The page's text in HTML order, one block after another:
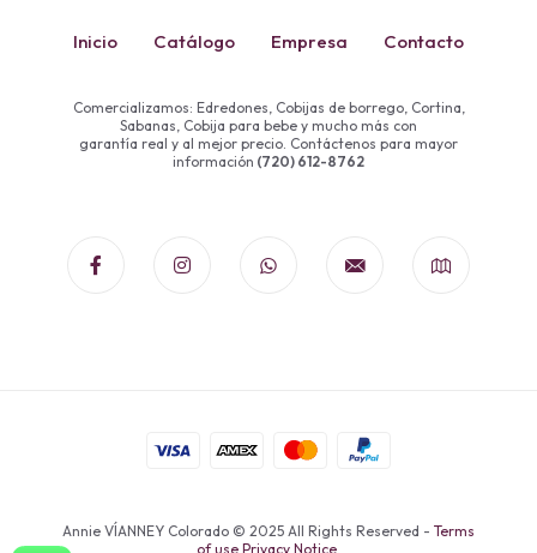
Inicio Catálogo Empresa Contacto
Comercializamos: Edredones, Cobijas de borrego, Cortina,
Sabanas, Cobija para bebe y mucho más con
garantía real y al mejor precio. Contáctenos para mayor
información (720) 612-8762
Annie VÍANNEY Colorado © 2025 All Rights Reserved - Terms
of use Privacy Notice.